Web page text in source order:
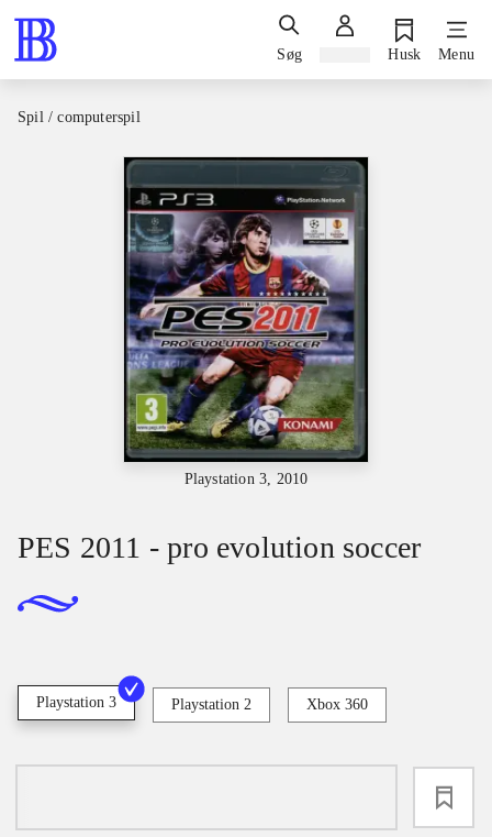
Søg Husk Menu
Spil / computerspil
Playstation 3, 2010
PES 2011 - pro evolution soccer
Playstation 3 Playstation 2 Xbox 360